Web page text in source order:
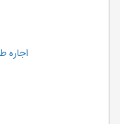
اجاره